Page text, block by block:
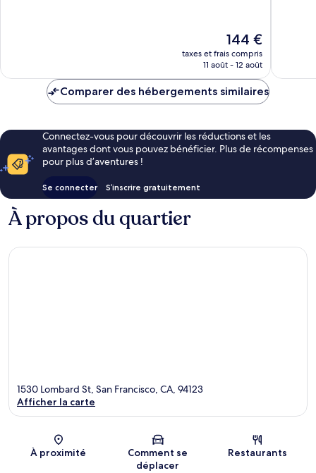
Le
nouveau
prix
de
144 €
taxes et frais compris
11 août - 12 août
Comparer des hébergements similaires
Connectez-vous pour découvrir les réductions et les
avantages dont vous pouvez bénéficier. Plus de récompenses
pour plus d’aventures !
Se connecter S’inscrire gratuitement
À propos du quartier
Carte
1530 Lombard St, San Francisco, CA, 94123
Afficher la carte
À proximité
Comment se
déplacer
Restaurants